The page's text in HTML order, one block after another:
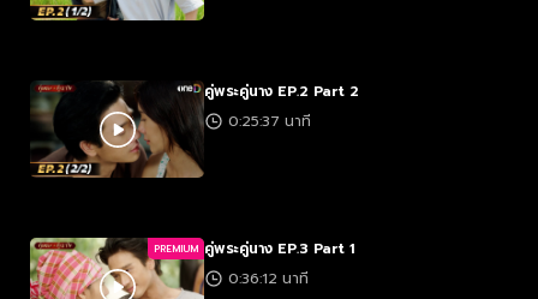
คู่พระคู่นาง EP.2 Part 2
0:25:37 นาที
PREMIUM คู่พระคู่นาง EP.3 Part 1
0:36:12 นาที